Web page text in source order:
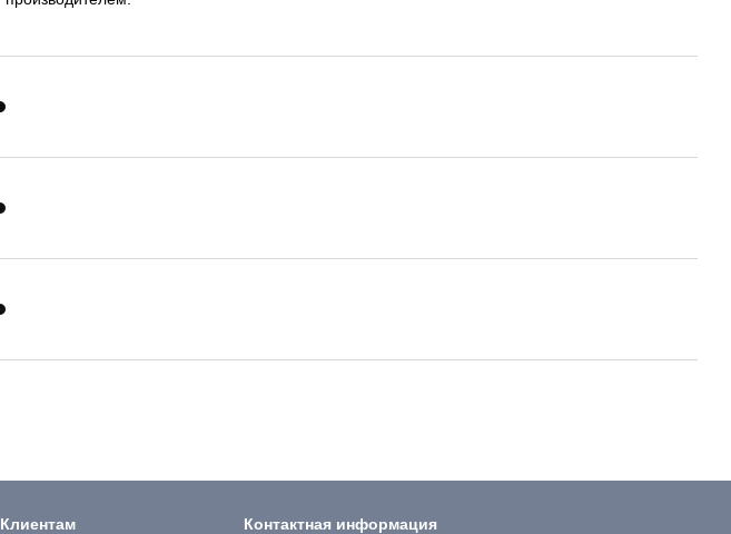
Клиентам Контактная информация